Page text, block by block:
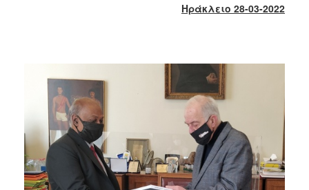
2013
2012
2011
2010
2006
Ηράκλειο 28-03-2022